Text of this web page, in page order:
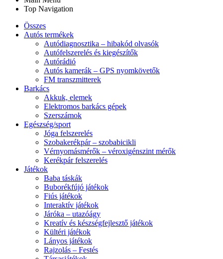
Top Navigation
Összes
Autós termékek
Autódiagnosztika – hibakód olvasók
Autófelszerelés és kiegészítők
Autórádió
Autós kamerák – GPS nyomkövetők
FM transzmitterek
Barkács
Akkuk, elemek
Elektromos barkács gépek
Szerszámok
Egészség/sport
Jóga felszerelés
Szobakerékpár – szobabicikli
Vérnyomásmérők – véroxigénszint mérők
Kerékpár felszerelés
Játékok
Baba táskák
Buborékfújó játékok
Fiús játékok
Interaktív játékok
Járóka – utazóágy
Kreatív és készségfejlesztő játékok
Kültéri játékok
Lányos játékok
Rajzolás – Festés